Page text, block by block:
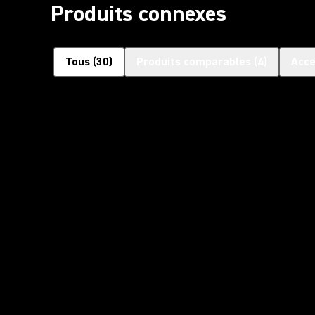
Produits connexes
Tous (30)